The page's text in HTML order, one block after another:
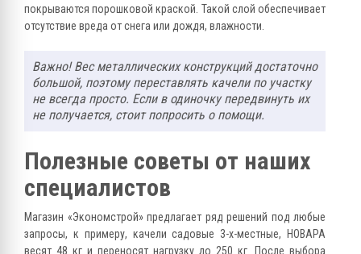
покрываются порошковой краской. Такой слой обеспечивает
отсутствие вреда от снега или дождя, влажности.
Важно! Вес металлических конструкций достаточно
большой, поэтому переставлять качели по участку
не всегда просто. Если в одиночку передвинуть их
не получается, стоит попросить о помощи.
Полезные советы от наших
специалистов
Магазин «Экономстрой» предлагает ряд решений под любые
запросы, к примеру, качели садовые 3-х-местные, НОВАРА
весят 48 кг и переносят нагрузку до 250 кг. После выбора